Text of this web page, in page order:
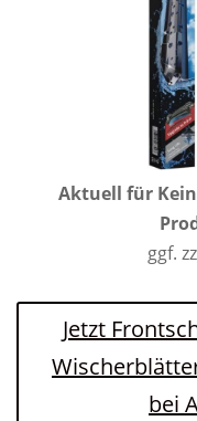
Aktuell für
ggf.
Jetzt
bei